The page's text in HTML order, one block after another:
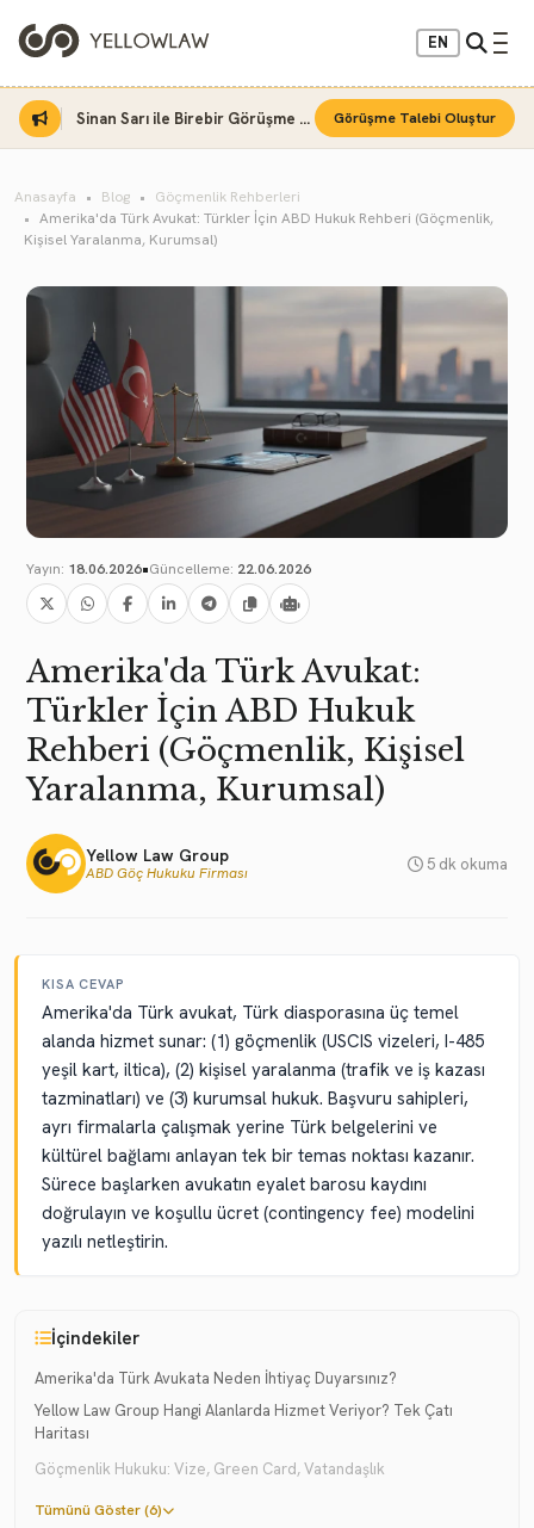
EN
Sinan Sarı ile Birebir Görüşme Fırsatı Görüşme Talebi Oluştur
Anasayfa Blog
Göçmenlik Rehberleri
Amerika'da Türk Avukat: Türkler İçin ABD Hukuk Rehberi (Göçmenlik,
Kişisel Yaralanma, Kurumsal)
Yayın: 18.06.2026•Güncelleme: 22.06.2026
Amerika'da Türk Avukat:
Türkler İçin ABD Hukuk
Rehberi (Göçmenlik, Kişisel
Yaralanma, Kurumsal)
Yellow Law Group
ABD Göç Hukuku Firması 5 dk okuma
KISA CEVAP
Amerika'da Türk avukat, Türk diasporasına üç temel
alanda hizmet sunar: (1) göçmenlik (USCIS vizeleri, I-485
yeşil kart, iltica), (2) kişisel yaralanma (trafik ve iş kazası
tazminatları) ve (3) kurumsal hukuk. Başvuru sahipleri,
ayrı firmalarla çalışmak yerine Türk belgelerini ve
kültürel bağlamı anlayan tek bir temas noktası kazanır.
Sürece başlarken avukatın eyalet barosu kaydını
doğrulayın ve koşullu ücret (contingency fee) modelini
yazılı netleştirin.
İçindekiler
Amerika'da Türk Avukata Neden İhtiyaç Duyarsınız?
Yellow Law Group Hangi Alanlarda Hizmet Veriyor? Tek Çatı
Haritası
Göçmenlik Hukuku: Vize, Green Card, Vatandaşlık
Tümünü Göster (6)